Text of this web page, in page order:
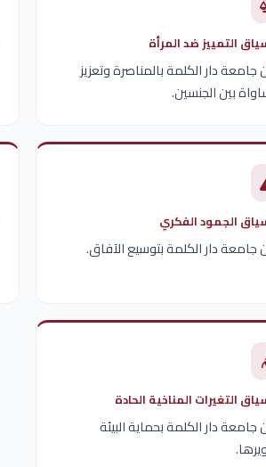
التمييز ضد المرأة
دار الكلمة بالمناصرة وتعزيز
بين الجنسين.
الجمود الفكري
جامعة دار الكلمة بتوسيع الآفاق.
التغيرات المناخية الحادة
دار الكلمة بحماية البيئة